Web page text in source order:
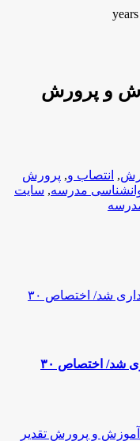
و پرورش
, انتصاب و, پرورش
مدرسه, سایت
100 میلیارد تجهیزات برای مدارس خریداری شد/ اختصاص ۳۰